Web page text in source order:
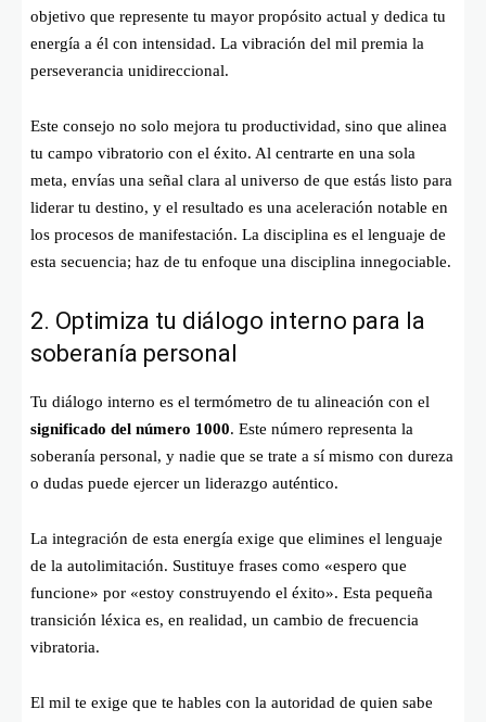
objetivo que represente tu mayor propósito actual y dedica tu
energía a él con intensidad. La vibración del mil premia la
perseverancia unidireccional.
Este consejo no solo mejora tu productividad, sino que alinea
tu campo vibratorio con el éxito. Al centrarte en una sola
meta, envías una señal clara al universo de que estás listo para
liderar tu destino, y el resultado es una aceleración notable en
los procesos de manifestación. La disciplina es el lenguaje de
esta secuencia; haz de tu enfoque una disciplina innegociable.
2. Optimiza tu diálogo interno para la
soberanía personal
Tu diálogo interno es el termómetro de tu alineación con el
significado del número 1000. Este número representa la
soberanía personal, y nadie que se trate a sí mismo con dureza
o dudas puede ejercer un liderazgo auténtico.
La integración de esta energía exige que elimines el lenguaje
de la autolimitación. Sustituye frases como «espero que
funcione» por «estoy construyendo el éxito». Esta pequeña
transición léxica es, en realidad, un cambio de frecuencia
vibratoria.
El mil te exige que te hables con la autoridad de quien sabe